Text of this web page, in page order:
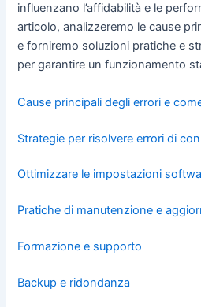
influenzano l’affidabilità e le
articolo, analizzeremo le cause
e forniremo soluzioni pratiche e
per garantire un funzionamento
Cause principali degli errori e
Strategie per risolvere errori di
Ottimizzare le impostazioni
Pratiche di manutenzione e
Formazione e supporto
Backup e ridondanza